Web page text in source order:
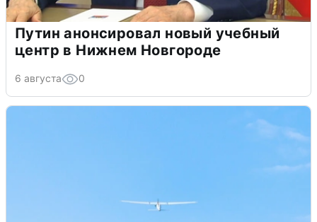
Путин анонсировал новый учебный
центр в Нижнем Новгороде
6 августа 0